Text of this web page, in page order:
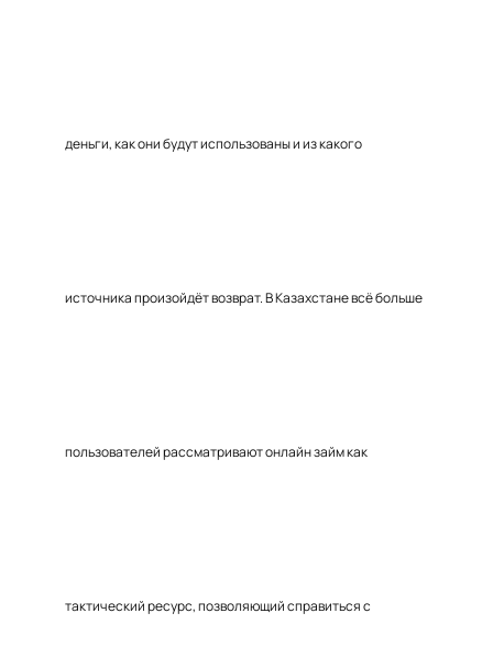
деньги, как они будут использованы и из какого
источника произойдёт возврат. В Казахстане всё больше
пользователей рассматривают онлайн займ как
тактический ресурс, позволяющий справиться с